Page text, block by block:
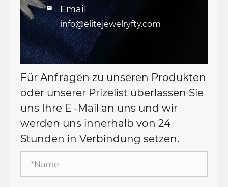
 Email
info@elitejewelryfty.com
Für Anfragen zu unseren Produkten
oder unserer Prizelist überlassen Sie
uns Ihre E -Mail an uns und wir
werden uns innerhalb von 24
Stunden in Verbindung setzen.